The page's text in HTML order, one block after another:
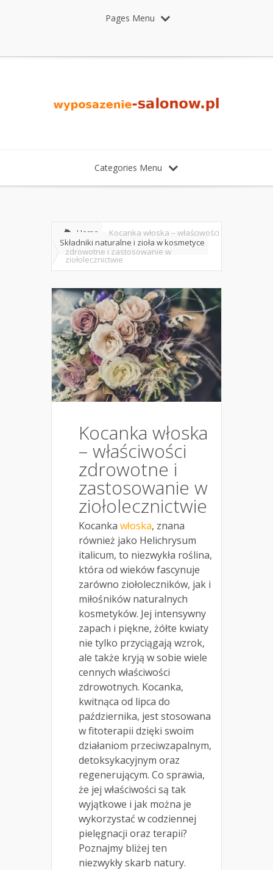
Pages Menu
Categories Menu
Home
Składniki naturalne i zioła w kosmetyce
Kocanka włoska – właściwości
zdrowotne i zastosowanie w
ziołolecznictwie
Kocanka włoska
– właściwości
zdrowotne i
zastosowanie w
ziołolecznictwie
Kocanka włoska, znana
również jako Helichrysum
italicum, to niezwykła roślina,
która od wieków fascynuje
zarówno ziołoleczników, jak i
miłośników naturalnych
kosmetyków. Jej intensywny
zapach i piękne, żółte kwiaty
nie tylko przyciągają wzrok,
ale także kryją w sobie wiele
cennych właściwości
zdrowotnych. Kocanka,
kwitnąca od lipca do
października, jest stosowana
w fitoterapii dzięki swoim
działaniom przeciwzapalnym,
detoksykacyjnym oraz
regenerującym. Co sprawia,
że jej właściwości są tak
wyjątkowe i jak można je
wykorzystać w codziennej
pielęgnacji oraz terapii?
Poznajmy bliżej ten
niezwykły skarb natury.